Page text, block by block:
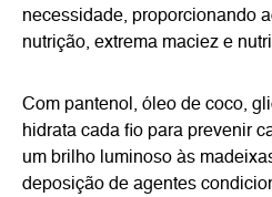
necessidade, proporcionando
nutrição, extrema maciez e
Com pantenol, óleo de coco,
hidrata cada fio para prevenir
um brilho luminoso às
deposição de agentes